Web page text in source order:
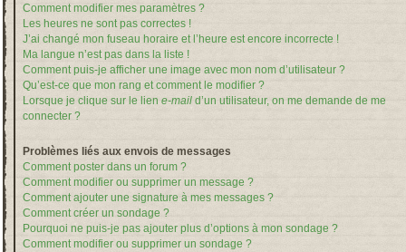
Comment modifier mes paramètres ?
Les heures ne sont pas correctes !
J’ai changé mon fuseau horaire et l’heure est encore incorrecte !
Ma langue n’est pas dans la liste !
Comment puis-je afficher une image avec mon nom d’utilisateur ?
Qu’est-ce que mon rang et comment le modifier ?
Lorsque je clique sur le lien e-mail d’un utilisateur, on me demande de me
connecter ?
Problèmes liés aux envois de messages
Comment poster dans un forum ?
Comment modifier ou supprimer un message ?
Comment ajouter une signature à mes messages ?
Comment créer un sondage ?
Pourquoi ne puis-je pas ajouter plus d’options à mon sondage ?
Comment modifier ou supprimer un sondage ?